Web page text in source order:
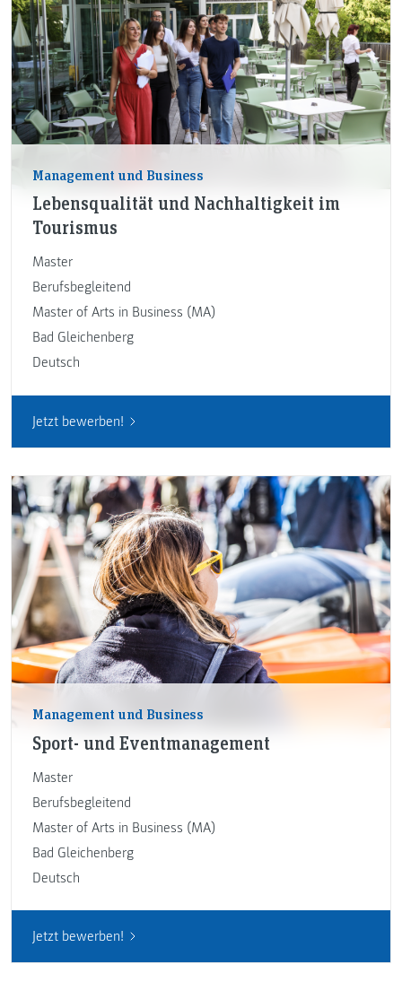
Management und Business
Lebensqualität und Nachhaltigkeit im
Tourismus
Master
Berufsbegleitend
Master of Arts in Business (MA)
Bad Gleichenberg
Deutsch
Jetzt bewerben!
Management und Business
Sport- und Eventmanagement
Master
Berufsbegleitend
Master of Arts in Business (MA)
Bad Gleichenberg
Deutsch
Jetzt bewerben!